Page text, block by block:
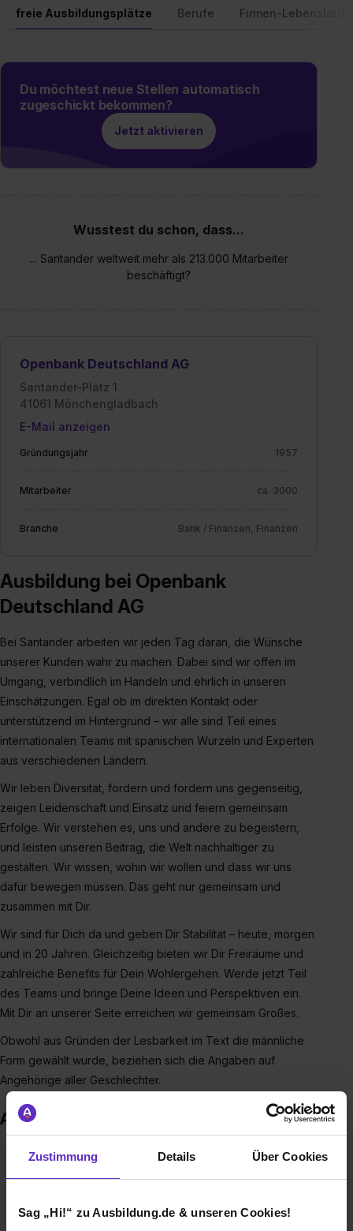
Zustimmung Details Über Cookies
Sag „Hi!“ zu Ausbildung.de & unseren Cookies!
freie Ausbildungsplätze Berufe Firmen-Lebenslauf
Du möchtest neue Stellen automatisch
zugeschickt bekommen?
Jetzt aktivieren
Wusstest du schon, dass...
... Santander weltweit mehr als 213.000 Mitarbeiter
beschäftigt?
Openbank Deutschland AG
Santander-Platz 1
41061 Mönchengladbach
E-Mail anzeigen
Gründungsjahr 1957
Mitarbeiter ca. 3000
Branche Bank / Finanzen, Finanzen
Ausbildung bei Openbank
Deutschland AG
Bei Santander arbeiten wir jeden Tag daran, die Wünsche
unserer Kunden wahr zu machen. Dabei sind wir offen im
Umgang, verbindlich im Handeln und ehrlich in unseren
Einschätzungen. Egal ob im direkten Kontakt oder
unterstützend im Hintergrund – wir alle sind Teil eines
internationalen Teams mit spanischen Wurzeln und Experten
aus verschiedenen Ländern.
Wir leben Diversität, fördern und fordern uns gegenseitig,
zeigen Leidenschaft und Einsatz und feiern gemeinsam
Erfolge. Wir verstehen es, uns und andere zu begeistern,
und leisten unseren Beitrag, die Welt nachhaltiger zu
gestalten. Wir wissen, wohin wir wollen und dass wir uns
dafür bewegen müssen. Das geht nur gemeinsam und
zusammen mit Dir.
Wir sind für Dich da und geben Dir Stabilität – heute, morgen
und in 20 Jahren. Gleichzeitig bieten wir Dir Freiräume und
zahlreiche Benefits für Dein Wohlergehen. Werde jetzt Teil
des Teams und bringe Deine Ideen und Perspektiven ein.
Mit Dir an unserer Seite erreichen wir gemeinsam Großes.
Obwohl aus Gründen der Lesbarkeit im Text die männliche
Form gewählt wurde, beziehen sich die Angaben auf
Angehörige aller Geschlechter.
Auszeichnungen